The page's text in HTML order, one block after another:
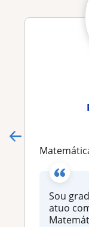
Matemática e
Sou
atuo